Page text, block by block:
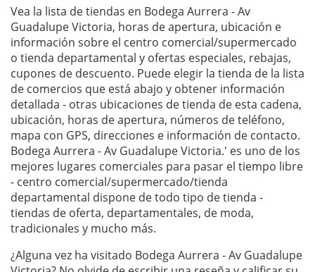
Vea la lista de tiendas en Bodega Aurrera - Av
Guadalupe Victoria, horas de apertura, ubicación e
información sobre el centro comercial/supermercado
o tienda departamental y ofertas especiales, rebajas,
cupones de descuento. Puede elegir la tienda de la lista
de comercios que está abajo y obtener información
detallada - otras ubicaciones de tienda de esta cadena,
ubicación, horas de apertura, números de teléfono,
mapa con GPS, direcciones e información de contacto.
Bodega Aurrera - Av Guadalupe Victoria.' es uno de los
mejores lugares comerciales para pasar el tiempo libre
- centro comercial/supermercado/tienda
departamental dispone de todo tipo de tienda -
tiendas de oferta, departamentales, de moda,
tradicionales y mucho más.
¿Alguna vez ha visitado Bodega Aurrera - Av Guadalupe